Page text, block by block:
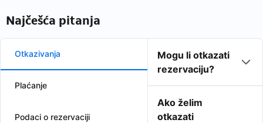
Najčešća pitanja
Otkazivanja
Plaćanje
Podaci o rezervaciji
Mogu li otkazati
rezervaciju?
Ako želim
otkazati